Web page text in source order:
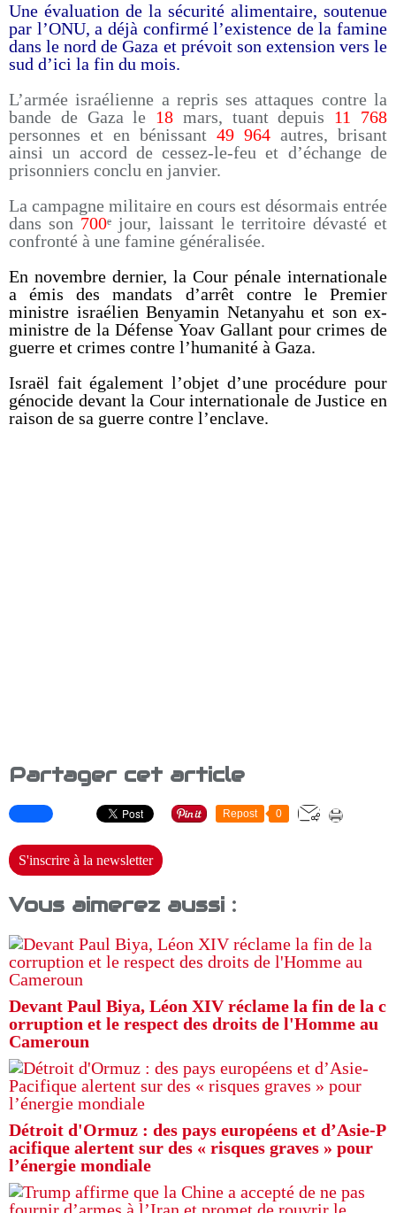
Une évaluation de la sécurité alimentaire, soutenue
par l’ONU, a déjà confirmé l’existence de la famine
dans le nord de Gaza et prévoit son extension vers le
sud d’ici la fin du mois.
L’armée israélienne a repris ses attaques contre la
bande de Gaza le 18 mars, tuant depuis 11 768
personnes et en bénissant 49 964 autres, brisant
ainsi un accord de cessez-le-feu et d’échange de
prisonniers conclu en janvier.
La campagne militaire en cours est désormais entrée
dans son 700ᵉ jour, laissant le territoire dévasté et
confronté à une famine généralisée.
En novembre dernier, la Cour pénale internationale
a émis des mandats d’arrêt contre le Premier
ministre israélien Benyamin Netanyahu et son ex-
ministre de la Défense Yoav Gallant pour crimes de
guerre et crimes contre l’humanité à Gaza.
Israël fait également l’objet d’une procédure pour
génocide devant la Cour internationale de Justice en
raison de sa guerre contre l’enclave.
Partager cet article
Repost 0
S'inscrire à la newsletter
Vous aimerez aussi :
Devant Paul Biya, Léon XIV réclame la fin de la c
orruption et le respect des droits de l'Homme au
Cameroun
Détroit d'Ormuz : des pays européens et d’Asie-P
acifique alertent sur des « risques graves » pour
l’énergie mondiale